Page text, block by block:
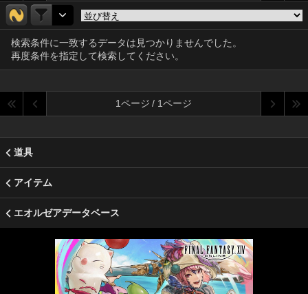
検索条件に一致するデータは見つかりませんでした。
再度条件を指定して検索してください。
1ページ / 1ページ
道具
アイテム
エオルゼアデータベース